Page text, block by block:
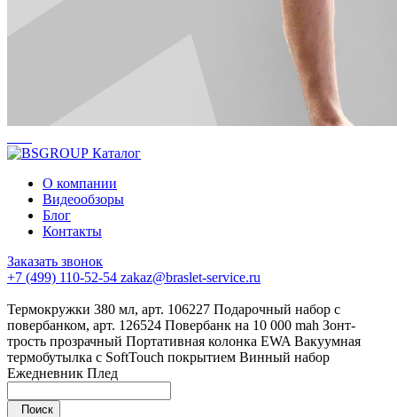
Каталог
О компании
Видеообзоры
Блог
Контакты
Заказать звонок
+7 (499) 110-52-54 zakaz@braslet-service.ru
Термокружки 380 мл, арт. 106227 Подарочный набор с
повербанком, арт. 126524 Повербанк на 10 000 mah Зонт-
трость прозрачный Портативная колонка EWA Вакуумная
термобутылка с SoftTouch покрытием Винный набор
Ежедневник Плед
Поиск